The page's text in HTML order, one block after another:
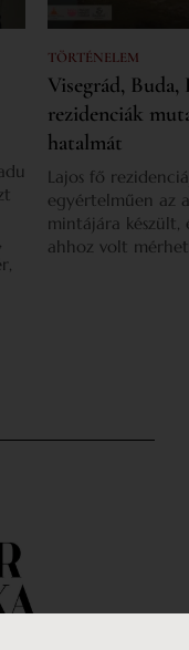
TÖRTÉNELEM
Visegrád,
rezidenciák
hatalmát
Lajos fő
egyértelműen az
mintájára készült,
ahhoz volt